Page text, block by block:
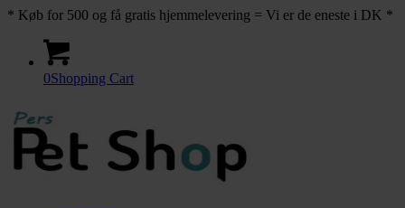
* Køb for 500 og få gratis hjemmelevering = Vi er de eneste i DK *
0Shopping Cart